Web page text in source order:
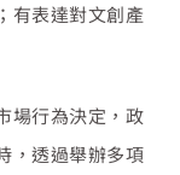
有表達對文創產
場行為決定，政
，透過舉辦多項